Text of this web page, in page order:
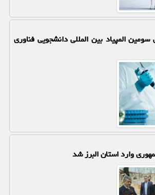
سومین المپیاد بین المللی دانشجویی فناوری
وارد استان البرز شد